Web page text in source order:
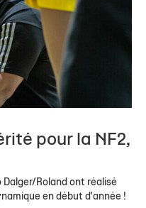
pour la NF2,
Dalger/Roland ont réalisé
en début d'année !